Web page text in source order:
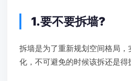
1.要不要拆墙?
拆墙是为了重新规划空间格局，
化，不可避免的时候该拆还是得